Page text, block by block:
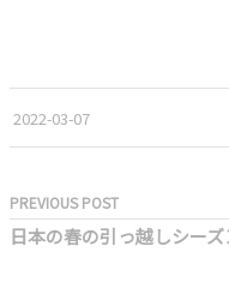
2022-03-07
PREVIOUS POST
日本の春の引っ越しシーズ